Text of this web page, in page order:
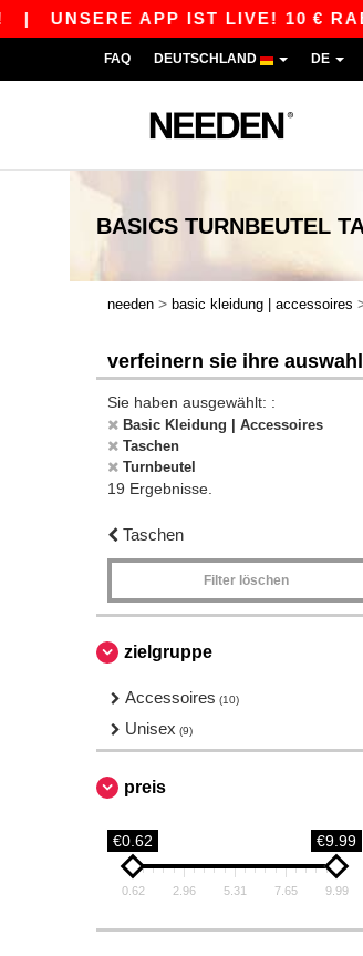
APP IST LIVE! 10 €
FAQ DEUTSCHLAND DE
BASICS TURNBEUTEL
needen > basic kleidung | accessoires
verfeinern sie ihre auswahl
Sie haben ausgewählt: :
Basic Kleidung | Accessoires
Taschen
Turnbeutel
19 Ergebnisse.
Taschen
Filter löschen
zielgruppe
Accessoires (10)
Unisex (9)
preis
€0.62 €9.99
0.62 2.96 5.31 7.65 9.99